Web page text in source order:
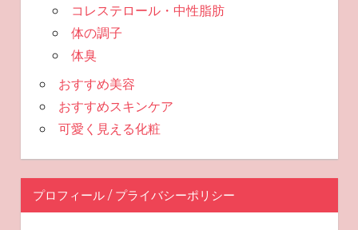
コレステロール・中性脂肪
体の調子
体臭
おすすめ美容
おすすめスキンケア
可愛く見える化粧
プロフィール / プライバシーポリシー